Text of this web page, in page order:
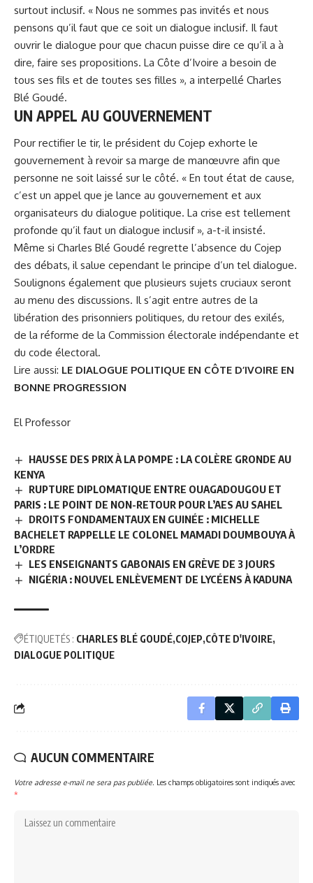
surtout inclusif. « Nous ne sommes pas invités et nous
pensons qu’il faut que ce soit un dialogue inclusif. Il faut
ouvrir le dialogue pour que chacun puisse dire ce qu’il a à
dire, faire ses propositions. La Côte d’Ivoire a besoin de
tous ses fils et de toutes ses filles », a interpellé Charles
Blé Goudé.
UN APPEL AU GOUVERNEMENT
Pour rectifier le tir, le président du Cojep exhorte le
gouvernement à revoir sa marge de manœuvre afin que
personne ne soit laissé sur le côté. « En tout état de cause,
c’est un appel que je lance au gouvernement et aux
organisateurs du dialogue politique. La crise est tellement
profonde qu’il faut un dialogue inclusif », a-t-il insisté.
Même si Charles Blé Goudé regrette l’absence du Cojep
des débats, il salue cependant le principe d’un tel dialogue.
Soulignons également que plusieurs sujets cruciaux seront
au menu des discussions. Il s’agit entre autres de la
libération des prisonniers politiques, du retour des exilés,
de la réforme de la Commission électorale indépendante et
du code électoral.
Lire aussi: LE DIALOGUE POLITIQUE EN CÔTE D’IVOIRE EN
BONNE PROGRESSION
El Professor
HAUSSE DES PRIX À LA POMPE : LA COLÈRE GRONDE AU
KENYA
RUPTURE DIPLOMATIQUE ENTRE OUAGADOUGOU ET
PARIS : LE POINT DE NON-RETOUR POUR L’AES AU SAHEL
DROITS FONDAMENTAUX EN GUINÉE : MICHELLE
BACHELET RAPPELLE LE COLONEL MAMADI DOUMBOUYA À
L’ORDRE
LES ENSEIGNANTS GABONAIS EN GRÈVE DE 3 JOURS
NIGÉRIA : NOUVEL ENLÈVEMENT DE LYCÉENS À KADUNA
ÉTIQUETÉS : CHARLES BLÉ GOUDÉ COJEP CÔTE D'IVOIRE
DIALOGUE POLITIQUE
AUCUN COMMENTAIRE
Votre adresse e-mail ne sera pas publiée. Les champs obligatoires sont indiqués avec
*